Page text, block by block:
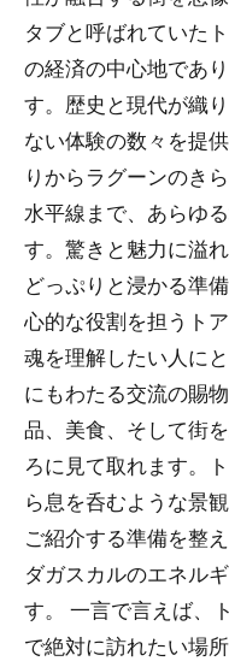
タブと呼ばれていた
の経済の中心地であ
す。歴史と現代が織
ない体験の数々を提
りからラグーンのき
水平線まで、あらゆ
す。驚きと魅力に溢
どっぷりと浸かる準
心的な役割を担うト
魂を理解したい人に
にもわたる交流の賜
品、美食、そして街
ろに見て取れます。
ら息を呑むような景
ご紹介する準備を整
ダガスカルのエネル
す。 一言で言えば、
で絶対に訪れたい場所